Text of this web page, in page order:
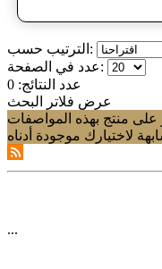
الترتيب حسب:
عدد في الصفحة:
عدد النتائج: 0
عرض فلاتر البحث
على منتج بهذه المواصفات
لاختيارك موجودة أدناه
...